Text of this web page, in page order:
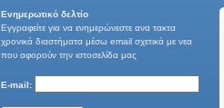
Ενημερωτικό δελτίo
Εγγραφείτε για να ενημερώνεστε ανα τακτα
χρονικά διαστήματα μέσω email σχετικά με νεα
που αφορούν την ιστοσελίδα μας
E-mail: